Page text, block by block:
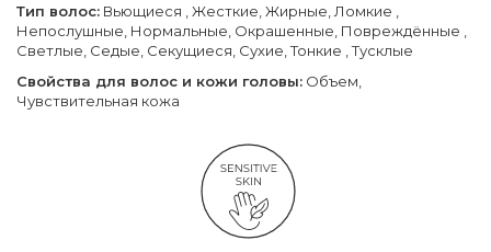
Тип волос: Вьющиеся , Жесткие, Жирные, Ломкие ,
Непослушные, Нормальные, Окрашенные, Повреждённые ,
Светлые, Седые, Секущиеся, Сухие, Тонкие , Тусклые
Свойства для волос и кожи головы: Объем,
Чувствительная кожа